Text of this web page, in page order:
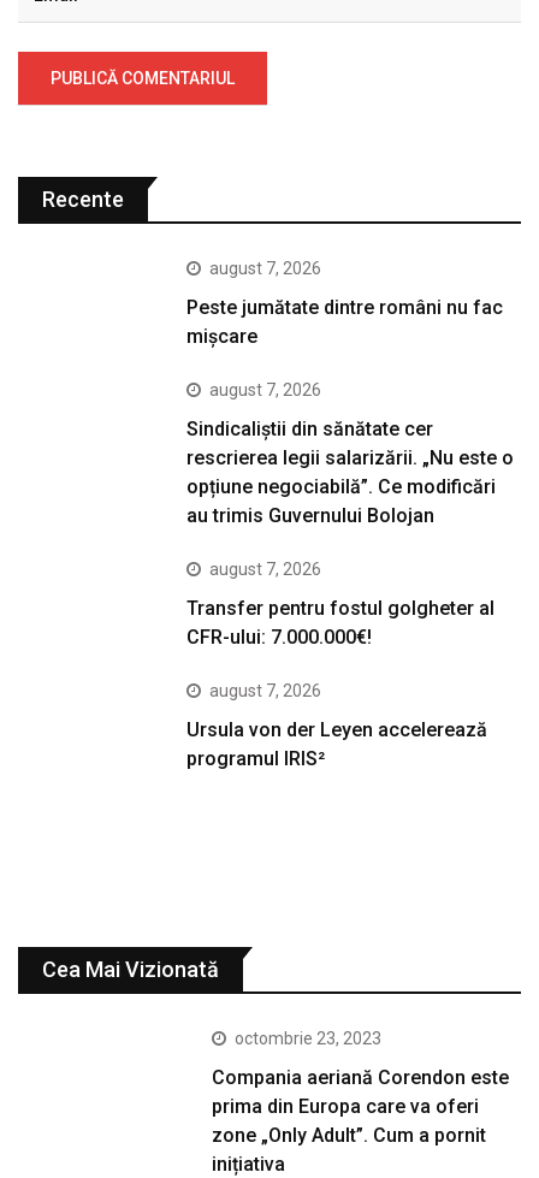
Recente
august 7, 2026
Peste jumătate dintre români nu fac
mișcare
august 7, 2026
Sindicaliștii din sănătate cer
rescrierea legii salarizării. „Nu este o
opțiune negociabilă”. Ce modificări
au trimis Guvernului Bolojan
august 7, 2026
Transfer pentru fostul golgheter al
CFR-ului: 7.000.000€!
august 7, 2026
Ursula von der Leyen accelerează
programul IRIS²
Cea Mai Vizionată
octombrie 23, 2023
Compania aeriană Corendon este
prima din Europa care va oferi
zone „Only Adult”. Cum a pornit
inițiativa